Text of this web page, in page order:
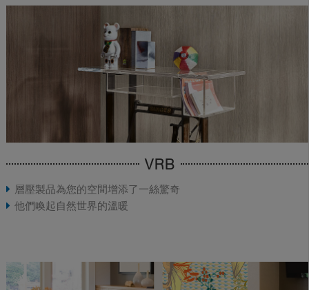
VRB
層壓製品為您的空間增添了一絲驚奇
他們喚起自然世界的溫暖